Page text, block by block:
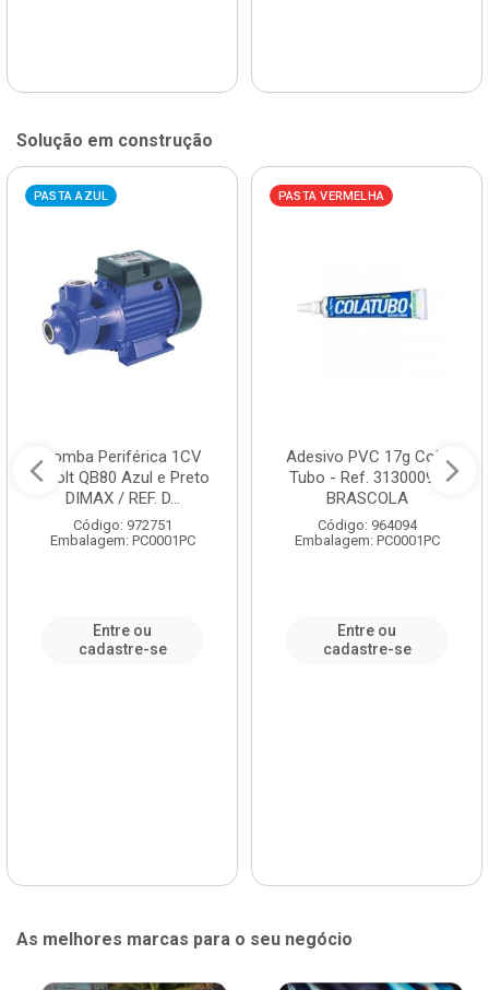
Solução em construção
PASTA AZUL
Bomba Periférica 1CV
Bivolt QB80 Azul e Preto
DIMAX / REF. D...
Código: 972751
Embalagem: PC0001PC
Entre ou
cadastre-se
PASTA VERMELHA
Adesivo PVC 17g Cola
Tubo - Ref. 3130009 -
BRASCOLA
Código: 964094
Embalagem: PC0001PC
Entre ou
cadastre-se
As melhores marcas para o seu negócio